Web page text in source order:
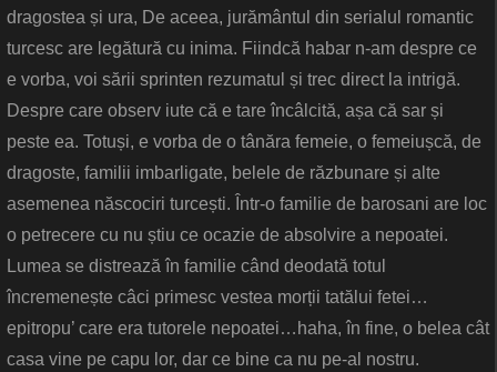
dragostea și ura, De aceea, jurământul din serialul romantic
turcesc are legătură cu inima. Fiindcă habar n-am despre ce
e vorba, voi sării sprinten rezumatul și trec direct la intrigă.
Despre care observ iute că e tare încâlcită, așa că sar și
peste ea. Totuși, e vorba de o tânăra femeie, o femeiușcă, de
dragoste, familii imbarligate, belele de răzbunare și alte
asemenea născociri turcești. Într-o familie de barosani are loc
o petrecere cu nu știu ce ocazie de absolvire a nepoatei.
Lumea se distrează în familie când deodată totul
încremenește câci primesc vestea morții tatălui fetei…
epitropu’ care era tutorele nepoatei…haha, în fine, o belea cât
casa vine pe capu lor, dar ce bine ca nu pe-al nostru.